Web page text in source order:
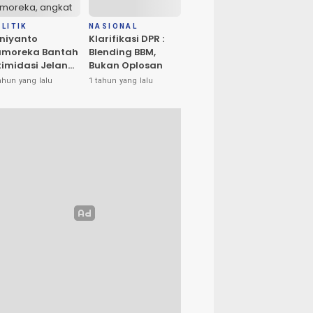
Bantah
Jelang
Banggai:
yang lalu
NASIONAL
Klarifikasi DPR :
Blending BBM,
Bukan Oplosan
1 tahun yang lalu